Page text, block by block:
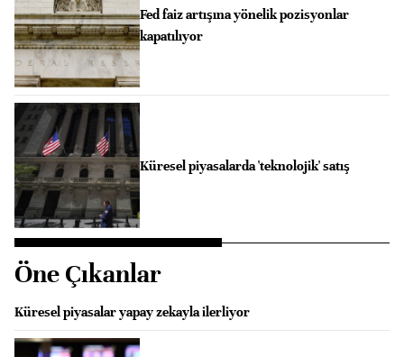
Fed faiz artışına yönelik pozisyonlar
kapatılıyor
Küresel piyasalarda 'teknolojik' satış
Öne Çıkanlar
Küresel piyasalar yapay zekayla ilerliyor